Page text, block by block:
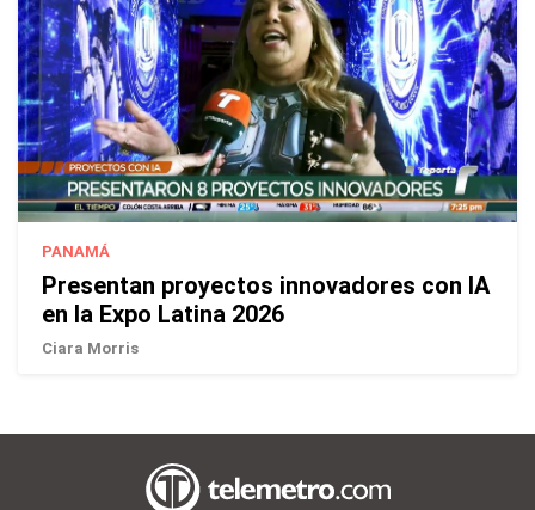
PANAMÁ
Presentan proyectos innovadores con IA
en la Expo Latina 2026
Ciara Morris